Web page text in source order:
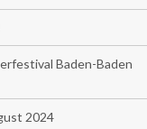
Baden-Baden
2024